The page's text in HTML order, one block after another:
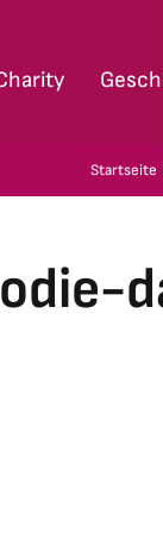
Startseite